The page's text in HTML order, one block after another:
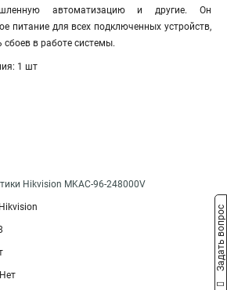
автоматизацию и другие. Он
питание для всех подключенных устройств,
сбоев в работе системы.
1 шт
Hikvision MKAC-96-248000V
Задать вопрос